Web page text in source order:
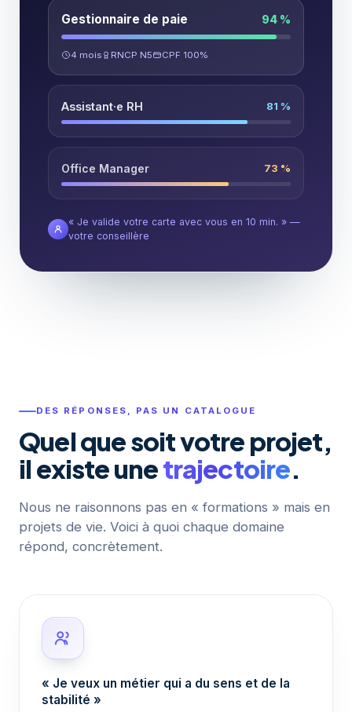
Gestionnaire de paie 94 %
4 mois RNCP N5 CPF 100%
Assistant·e RH 81 %
Office Manager 73 %
« Je valide votre carte avec vous en 10 min. » —
votre conseillère
DES RÉPONSES, PAS UN CATALOGUE
Quel que soit votre projet,
il existe unetrajectoire.
Nous ne raisonnons pas en « formations » mais en
projets de vie. Voici à quoi chaque domaine
répond, concrètement.
« Je veux un métier qui a du sens et de la
stabilité »